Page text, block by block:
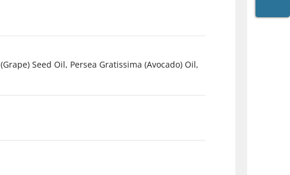
Seed Oil, Persea Gratissima (Avocado) Oil,